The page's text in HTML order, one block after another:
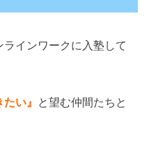
インワークに入塾して
い』 と望む仲間たちと